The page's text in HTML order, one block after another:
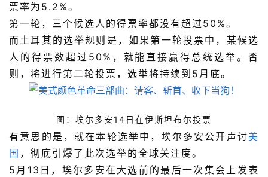
票率为5.2%。
第一轮，三个候选人的得票率都没有超过50%。
而土耳其的选举规则是，如果第一轮投票中，某候选
人的得票数超过50%，就能直接赢得总统选举。否
则，将进行第二轮投票，选举将持续到5月底。
图：埃尔多安14日在伊斯坦布尔投票
有意思的是，就在本轮选举中，埃尔多安公开声讨美
国 ，彻底引爆了此次选举的全球关注度。
5月13日，埃尔多安在大选前的最后一次集会上发表